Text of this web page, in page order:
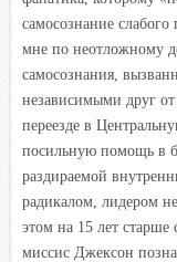
самосознание
мне по неотложному
самосознания,
независимыми друг
переезде в
посильную помощь в
раздираемой
радикалом, лидером
этом на 15 лет
миссис Джексон